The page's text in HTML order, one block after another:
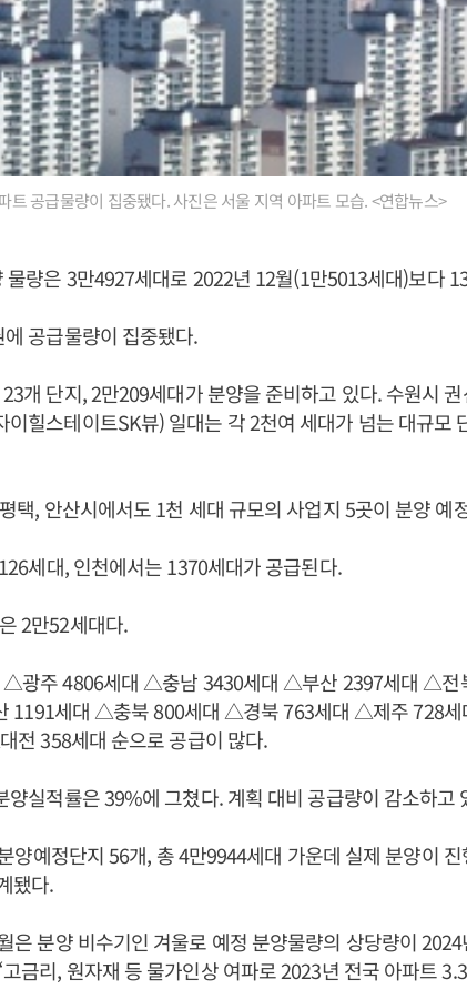
공급물량이 집중됐다. 사진은 서울 지역 아파트 모습. <연합뉴스>
물량은 3만4927세대로 2022년 12월(1만5013세대)보다
공급물량이 집중됐다.
개 단지, 2만209세대가 분양을 준비하고 있다. 수원시
이힐스테이트SK뷰) 일대는 각 2천여 세대가 넘는 대규모
택, 안산시에서도 1천 세대 규모의 사업지 5곳이 분양 예
세대, 인천에서는 1370세대가 공급된다.
2만52세대다.
△광주 4806세대 △충남 3430세대 △부산 2397세대 △
1191세대 △충북 800세대 △경북 763세대 △제주 728
358세대 순으로 공급이 많다.
양실적률은 39%에 그쳤다. 계획 대비 공급량이 감소하고
양예정단지 56개, 총 4만9944세대 가운데 실제 분양이
됐다.
은 분양 비수기인 겨울로 예정 분양물량의 상당량이
금리, 원자재 등 물가인상 여파로 2023년 전국 아파트